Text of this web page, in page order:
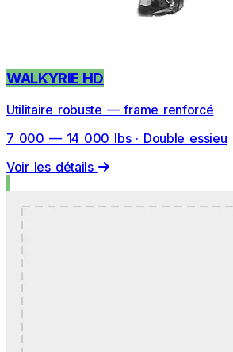
WALKYRIE HD
Utilitaire robuste — frame renforcé
7 000 — 14 000 lbs · Double essieu
Voir les détails